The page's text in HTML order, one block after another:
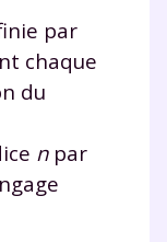
par
chaque
du
npar